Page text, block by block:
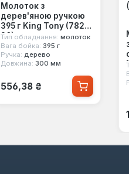
Молоток з
дерев'яною ручкою
395 г King Tony (7821-
30)
Тип обладнання: молоток
Вага бойка: 395 г
Ручка: дерево
Довжина: 300 мм
Звичайна ціна:
556,38 ₴